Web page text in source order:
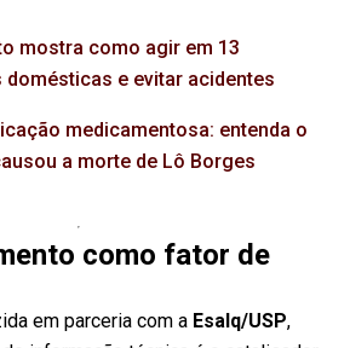
mostra como agir em 13
domésticas e evitar acidentes
medicamentosa: entenda o
a morte de Lô Borges
como fator de
em parceria com a Esalq/USP,